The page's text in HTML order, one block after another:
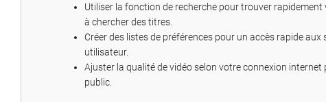
Utiliser la fonction de recherche pour trouver
à chercher des titres.
Créer des listes de préférences pour un accès rapide
utilisateur.
Ajuster la qualité de vidéo selon votre connexion
public.